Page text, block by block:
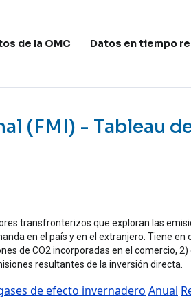
principal
de la OMC Datos en tiempo
(FMI) - Tableau
transfronterizos que exploran las
en el país y en el extranjero. Tiene
de CO2 incorporadas en el comercio,
resultantes de la inversión directa.
de efecto invernadero Anual